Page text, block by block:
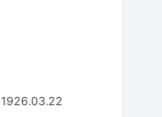
1926.03.22